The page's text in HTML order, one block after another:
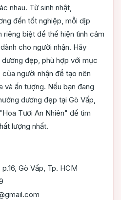
nhau. Từ sinh nhật,
đến tốt nghiệp, mỗi dịp
biệt để thể hiện tình cảm
cho người nhận. Hãy
đẹp, phù hợp với mục
người nhận để tạo nên
và ấn tượng. Nếu bạn đang
dương đẹp tại Gò Vấp,
Tươi An Nhiên" để tìm
lượng nhất.
Gò Vấp, Tp. HCM